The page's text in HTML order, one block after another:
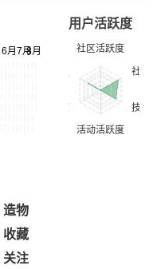
用户活跃度
造物
收藏
关注